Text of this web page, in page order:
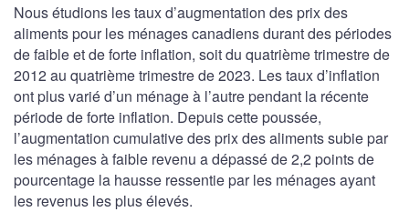
Nous étudions les taux d’augmentation des prix des
aliments pour les ménages canadiens durant des périodes
de faible et de forte inflation, soit du quatrième trimestre de
2012 au quatrième trimestre de 2023. Les taux d’inflation
ont plus varié d’un ménage à l’autre pendant la récente
période de forte inflation. Depuis cette poussée,
l’augmentation cumulative des prix des aliments subie par
les ménages à faible revenu a dépassé de 2,2 points de
pourcentage la hausse ressentie par les ménages ayant
les revenus les plus élevés.